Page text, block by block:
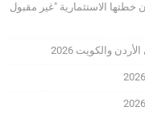
خطتها الاستثمارية "غير مقبول
والكويت 2026